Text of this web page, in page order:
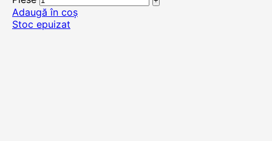
Adaugă în coș
Stoc epuizat